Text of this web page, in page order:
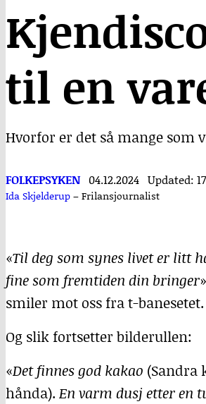
til en
Hvorfor er det så mange som
FOLKEPSYKEN 04.12.2024 Updated:
Ida Skjelderup–Frilansjournalist
«Til deg som synes livet er litt
fine som fremtiden din bringer
smiler mot oss fra t-banesetet.
Og slik fortsetter bilderullen:
«Det finnes god kakao (Sandra
hånda). En varm dusj etter en